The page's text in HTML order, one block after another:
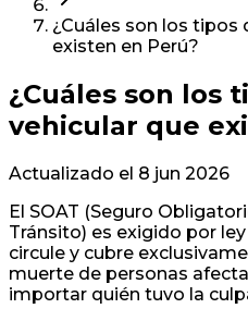
¿Cuáles son los tipos
existen en Perú?
¿Cuáles son los
vehicular que
Actualizado el 8 jun 2026
El SOAT (Seguro
Tránsito) es exigido por
circule y cubre
muerte de personas
importar quién tuvo la